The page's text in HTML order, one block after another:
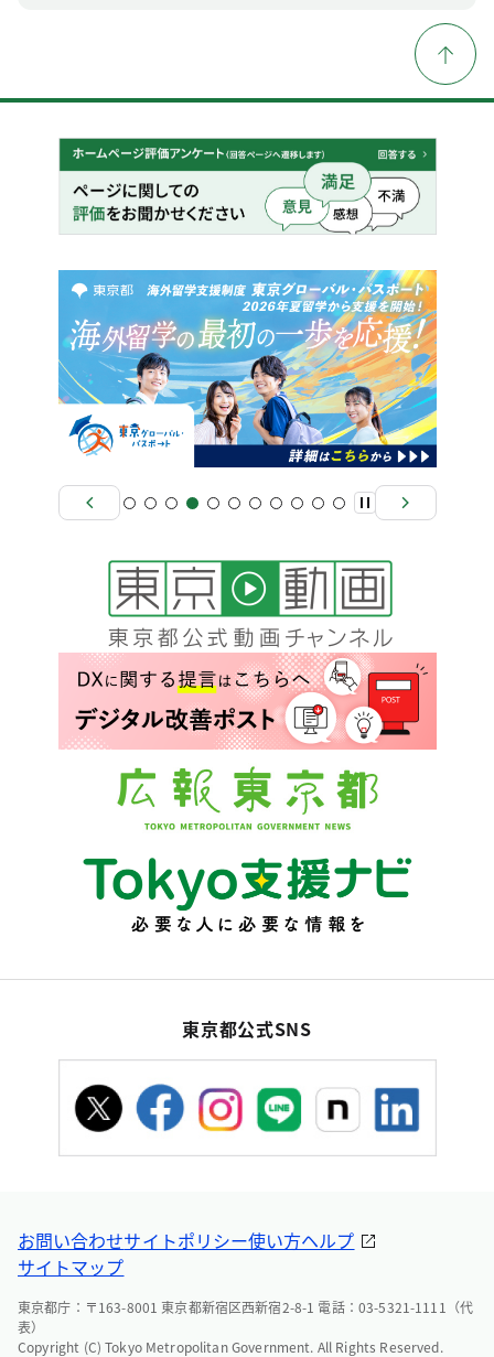
東京都公式SNS
お問い合わせサイトポリシー使い方ヘルプ
サイトマップ
東京都庁：〒163-8001 東京都新宿区西新宿2-8-1 電話：03-5321-1111（代
表）
Copyright (C) Tokyo Metropolitan Government. All Rights Reserved.